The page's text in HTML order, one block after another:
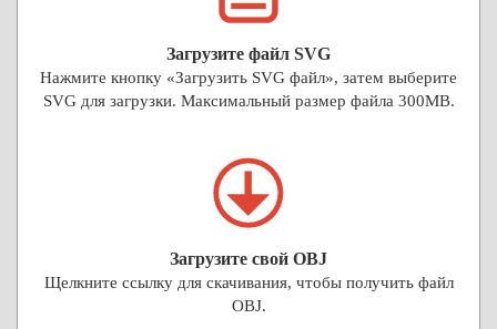
Загрузите файл SVG
Нажмите кнопку «Загрузить SVG файл», затем выберите
SVG для загрузки. Максимальный размер файла 300MB.
Загрузите свой OBJ
Щелкните ссылку для скачивания, чтобы получить файл
OBJ.